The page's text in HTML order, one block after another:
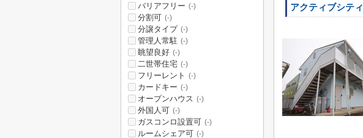
アクティブシティ
バリアフリー (-)
分割可 (-)
分譲タイプ (-)
管理人常駐 (-)
眺望良好 (-)
二世帯住宅 (-)
フリーレント (-)
カードキー (-)
オープンハウス (-)
外国人可 (-)
ガスコンロ設置可 (-)
ルームシェア可 (-)